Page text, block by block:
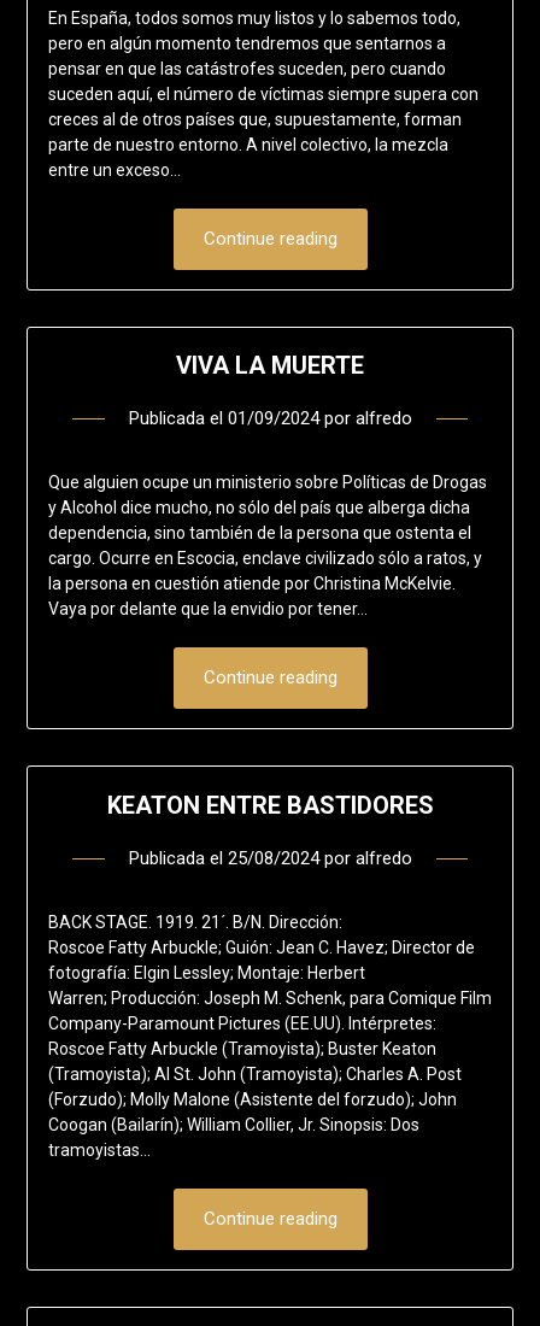
En España, todos somos muy listos y lo sabemos todo,
pero en algún momento tendremos que sentarnos a
pensar en que las catástrofes suceden, pero cuando
suceden aquí, el número de víctimas siempre supera con
creces al de otros países que, supuestamente, forman
parte de nuestro entorno. A nivel colectivo, la mezcla
entre un exceso…
Continue reading
VIVA LA MUERTE
Publicada el 01/09/2024por alfredo
Que alguien ocupe un ministerio sobre Políticas de Drogas
y Alcohol dice mucho, no sólo del país que alberga dicha
dependencia, sino también de la persona que ostenta el
cargo. Ocurre en Escocia, enclave civilizado sólo a ratos, y
la persona en cuestión atiende por Christina McKelvie.
Vaya por delante que la envidio por tener…
Continue reading
KEATON ENTRE BASTIDORES
Publicada el 25/08/2024por alfredo
BACK STAGE. 1919. 21´. B/N. Dirección:
Roscoe Fatty Arbuckle; Guión: Jean C. Havez; Director de
fotografía: Elgin Lessley; Montaje: Herbert
Warren; Producción: Joseph M. Schenk, para Comique Film
Company-Paramount Pictures (EE.UU). Intérpretes:
Roscoe Fatty Arbuckle (Tramoyista); Buster Keaton
(Tramoyista); Al St. John (Tramoyista); Charles A. Post
(Forzudo); Molly Malone (Asistente del forzudo); John
Coogan (Bailarín); William Collier, Jr. Sinopsis: Dos
tramoyistas…
Continue reading